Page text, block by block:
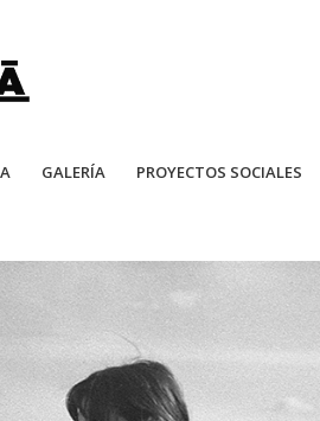
GALERÍA PROYECTOS SOCIALES